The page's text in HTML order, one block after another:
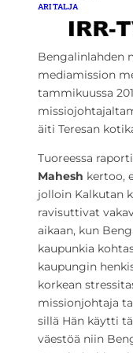
ARI TALJA
Bengalinlahden
mediamission
tammikuussa
äiti Teresan
Tuoreessa
Mahesh kertoo,
jolloin Kalkutan
ravisuttivat
aikaan, kun
kaupunkia
kaupungin
korkean
missionjohtaja
sillä Hän käytti
väestöä niin